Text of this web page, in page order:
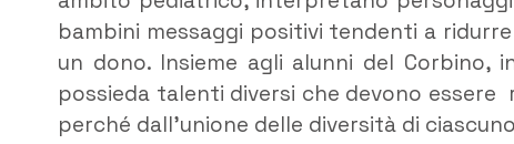
bambini messaggi positivi tendenti a
un dono. Insieme agli alunni del Corbino,
possieda talenti diversi che devono
perché dall’unione delle diversità di